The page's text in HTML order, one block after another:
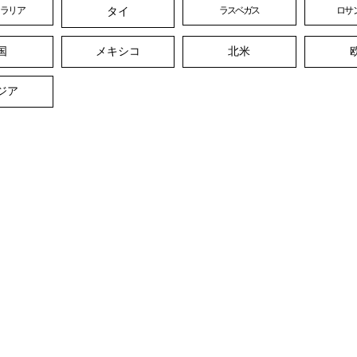
リア タイ ラスベガス ロサ
メキシコ 北米
ア